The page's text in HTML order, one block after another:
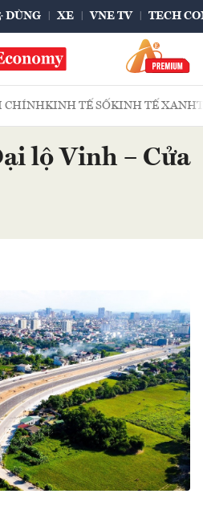
DÙNG XE VNE TV TECH
CHÍNHKINH TẾ SỐKINH TẾ XANH
lộ Vinh – Cửa